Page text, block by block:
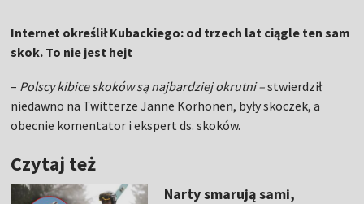
Internet określił Kubackiego: od trzech lat ciągle ten sam
skok. To nie jest hejt
– Polscy kibice skoków są najbardziej okrutni –stwierdził
niedawno na Twitterze Janne Korhonen, były skoczek, a
obecnie komentator i ekspert ds. skoków.
Czytaj też
Narty smarują sami,